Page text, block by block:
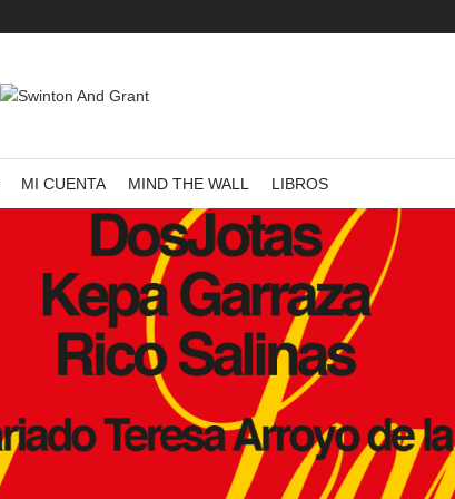
MI CUENTA MIND THE WALL LIBROS